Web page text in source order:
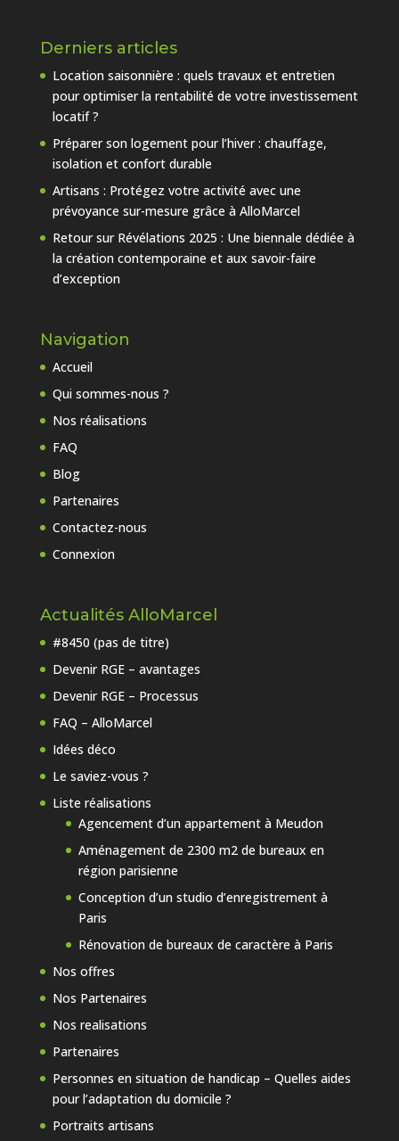
Derniers articles
Location saisonnière : quels travaux et entretien
pour optimiser la rentabilité de votre investissement
locatif ?
Préparer son logement pour l’hiver : chauffage,
isolation et confort durable
Artisans : Protégez votre activité avec une
prévoyance sur-mesure grâce à AlloMarcel
Retour sur Révélations 2025 : Une biennale dédiée à
la création contemporaine et aux savoir-faire
d’exception
Navigation
Accueil
Qui sommes-nous ?
Nos réalisations
FAQ
Blog
Partenaires
Contactez-nous
Connexion
Actualités AlloMarcel
#8450 (pas de titre)
Devenir RGE – avantages
Devenir RGE – Processus
FAQ – AlloMarcel
Idées déco
Le saviez-vous ?
Liste réalisations
Agencement d’un appartement à Meudon
Aménagement de 2300 m2 de bureaux en
région parisienne
Conception d’un studio d’enregistrement à
Paris
Rénovation de bureaux de caractère à Paris
Nos offres
Nos Partenaires
Nos realisations
Partenaires
Personnes en situation de handicap – Quelles aides
pour l’adaptation du domicile ?
Portraits artisans